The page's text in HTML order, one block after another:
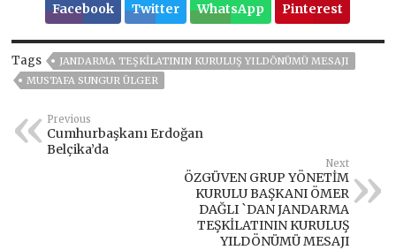
Facebook Twitter WhatsApp Pinterest
Tags
JANDARMA TEŞKİLATININ KURULUŞ YILDÖNÜMÜ MESAJI
MUSTAFA SUNGUR ÜLGER
Previous
Cumhurbaşkanı Erdoğan
Belçika’da
Next
ÖZGÜVEN GRUP YÖNETİM
KURULU BAŞKANI ÖMER
DAĞLI `DAN JANDARMA
TEŞKİLATININ KURULUŞ
YILDÖNÜMÜ MESAJI